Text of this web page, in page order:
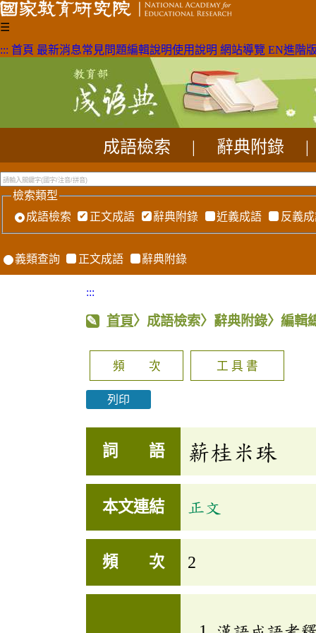
☰
::: 首頁 最新消息常見問題編輯說明使用說明 網站導覽 EN進階
成語檢索 辭典附錄
檢索類型
成語檢索
正文成語 辭典附錄 近義成語 反義
義類查詢 正文成語 辭典附錄
:::
首頁〉成語檢索〉辭典附錄〉編輯
頻 次 工 具 書
列印
詞 語 薪桂米珠
本文連結 正文
頻 次 2